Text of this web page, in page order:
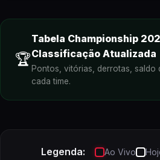
Championship
Championshipao
🏆
Tabela Championship
Classificação Atualizada
Pontos, vitórias, derrotas, saldo
cada time.
Legenda: Ao Vivo